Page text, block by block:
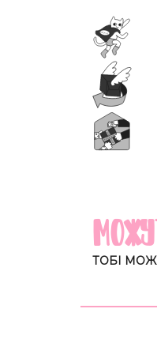
ТОБІ
Розмір